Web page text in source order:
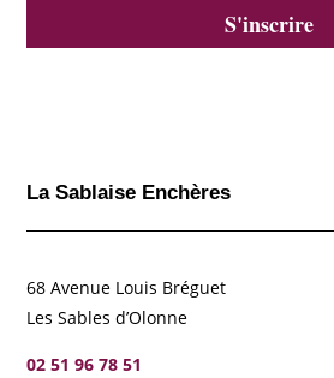
S'inscrire
La Sablaise Enchères
68 Avenue Louis Bréguet
Les Sables d’Olonne
02 51 96 78 51